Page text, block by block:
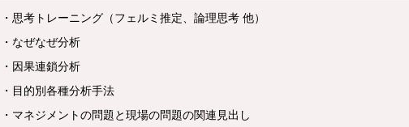
・思考トレーニング（フェルミ推定、論理思考 他）
・なぜなぜ分析
・因果連鎖分析
・目的別各種分析手法
・マネジメントの問題と現場の問題の関連見出し